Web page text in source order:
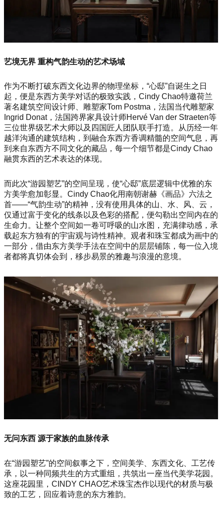
艺境无界 重构气韵生动的艺术场域
作为不断打破东西文化边界的物理坐标，“心邸”自诞生之日
起，便是东西方美学对话的极致实践，Cindy Chao特邀荷兰
著名建筑空间设计师、雕塑家Tom Postma，法国当代雕塑家
Ingrid Donat，法国跨界家具设计师Hervé Van der Straeten等
三位世界级艺术大师以及四国匠人团队联手打造。从历经一年
越洋沟通的建筑结构，到融合东西方香调精髓的空间气息，再
到来自东西方不同文化的藏品，每一个细节都是Cindy Chao
融贯东西的艺术表达的体现。
而此次“游园塑艺”的空间呈现，使“心邸”底层逻辑中优雅的东
方美学愈加彰显。Cindy Chao化用南朝谢赫《画品》六法之
首——“气韵生动”的精神，没有使用具体的山、水、风、云，
仅通过富于变化的线条以及色彩的搭配，便勾勒出空间内在的
生命力。让整个空间如一卷可呼吸的山水图，充满律动感，承
载起东方独有的宇宙观与诗性精神。观者和珠宝都成为画中的
一部分，借由东方美学手法在空间中的层层铺陈，每一位入境
者都将真切体会到，移步易景的雅趣与浪漫的意境。
无问东西 源于家族的血脉传承
在“游园塑艺”的空间叙事之下，空间美学、东西文化、工艺传
承，以一种同频共生的方式重组，共筑出一座当代美学花园。
这座花园里，CINDY CHAO艺术珠宝杰作以现代的材质与极
致的工艺，回应着诗意的东方雅韵。